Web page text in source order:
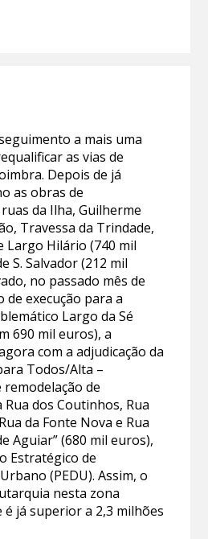
a mais uma
as vias de
Depois de já
as obras de
da Ilha, Guilherme
Travessa da Trindade,
Largo Hilário (740 mil
S. Salvador (212 mil
no passado mês de
execução para a
Largo da Sé
690 mil euros), a
com a adjudicação da
Todos/Alta –
remodelação de
dos Coutinhos, Rua
da Fonte Nova e Rua
Aguiar” (680 mil euros),
Estratégico de
(PEDU). Assim, o
nesta zona
é já superior a 2,3 milhões